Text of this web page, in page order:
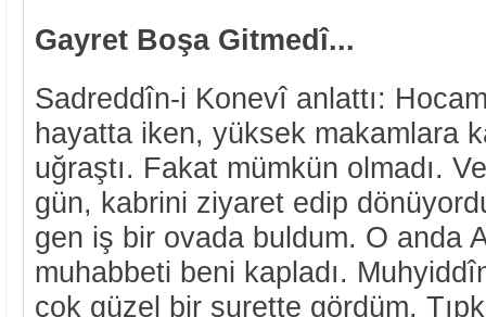
Gayret Boşa Gitmedî...
Sadreddîn-i Konevî anlattı:
hayatta iken, yüksek makamlara
uğraştı. Fakat mümkün olmadı.
gün, kabrini ziyaret edip
gen iş bir ovada buldum. O anda
muhabbeti beni kapladı.
çok güzel bir surette gördüm.